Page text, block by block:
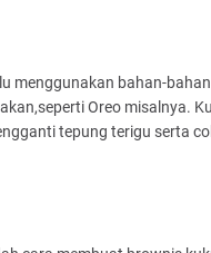
menggunakan bahan-
Oreo misalnya.
tepung terigu serta